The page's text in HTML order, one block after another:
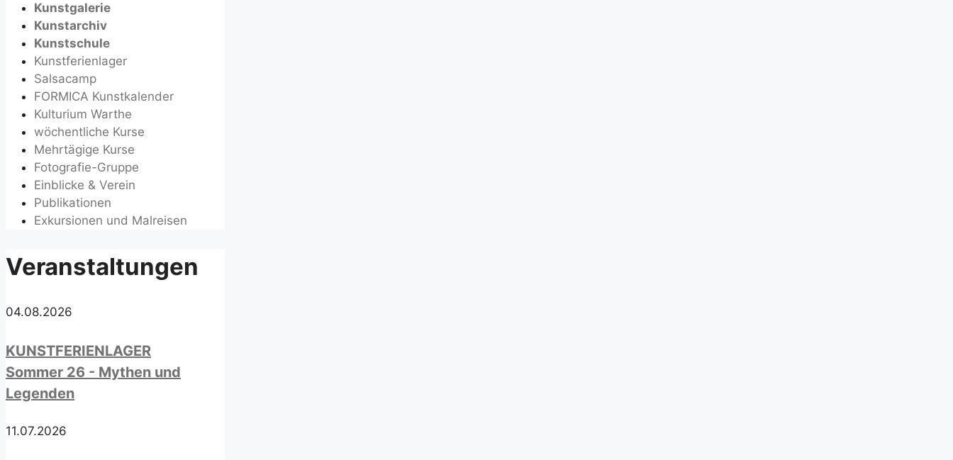
Kunstgalerie
Kunstarchiv
Kunstschule
Kunstferienlager
Salsacamp
FORMICA Kunstkalender
Kulturium Warthe
wöchentliche Kurse
Mehrtägige Kurse
Fotografie-Gruppe
Einblicke & Verein
Publikationen
Exkursionen und Malreisen
Veranstaltungen
04.08.2026
KUNSTFERIENLAGER
Sommer 26 - Mythen und
Legenden
11.07.2026